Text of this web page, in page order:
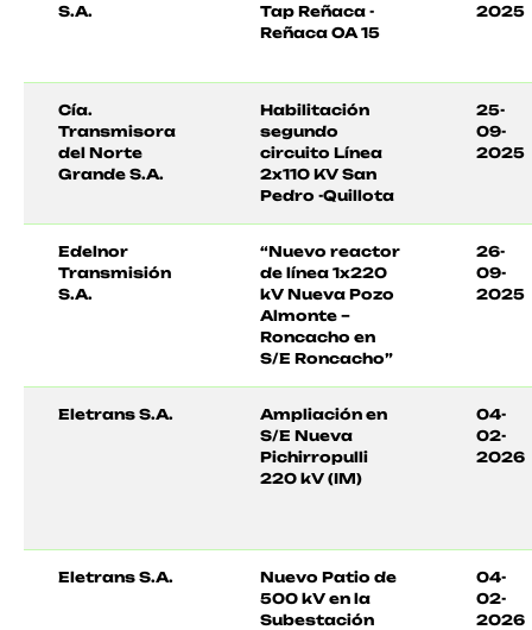
S.A.
Tap Reñaca -
Reñaca OA 15
2025
Cía.
Transmisora
del Norte
Grande S.A.
Habilitación
segundo
circuito Línea
2x110 KV San
Pedro -Quillota
25-
09-
2025
Edelnor
Transmisión
S.A.
“Nuevo reactor
de línea 1x220
kV Nueva Pozo
Almonte –
Roncacho en
S/E Roncacho”
26-
09-
2025
Eletrans S.A.
Ampliación en
S/E Nueva
Pichirropulli
220 kV (IM)
04-
02-
2026
Eletrans S.A.
Nuevo Patio de
500 kV en la
Subestación
04-
02-
2026